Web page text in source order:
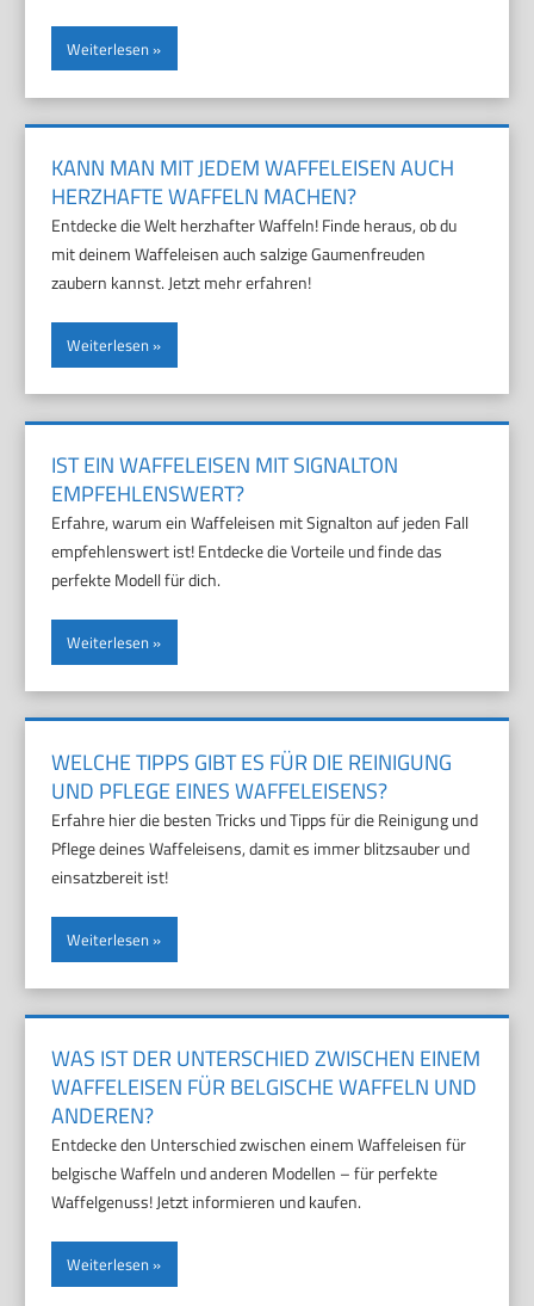
Weiterlesen
KANN MAN MIT JEDEM WAFFELEISEN AUCH
HERZHAFTE WAFFELN MACHEN?
Entdecke die Welt herzhafter Waffeln! Finde heraus, ob du
mit deinem Waffeleisen auch salzige Gaumenfreuden
zaubern kannst. Jetzt mehr erfahren!
Weiterlesen
IST EIN WAFFELEISEN MIT SIGNALTON
EMPFEHLENSWERT?
Erfahre, warum ein Waffeleisen mit Signalton auf jeden Fall
empfehlenswert ist! Entdecke die Vorteile und finde das
perfekte Modell für dich.
Weiterlesen
WELCHE TIPPS GIBT ES FÜR DIE REINIGUNG
UND PFLEGE EINES WAFFELEISENS?
Erfahre hier die besten Tricks und Tipps für die Reinigung und
Pflege deines Waffeleisens, damit es immer blitzsauber und
einsatzbereit ist!
Weiterlesen
WAS IST DER UNTERSCHIED ZWISCHEN EINEM
WAFFELEISEN FÜR BELGISCHE WAFFELN UND
ANDEREN?
Entdecke den Unterschied zwischen einem Waffeleisen für
belgische Waffeln und anderen Modellen – für perfekte
Waffelgenuss! Jetzt informieren und kaufen.
Weiterlesen